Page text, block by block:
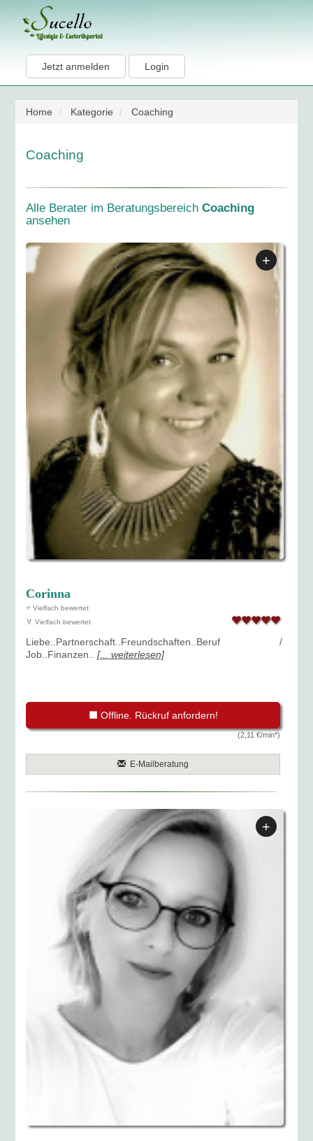
Jetzt anmelden Login
Home Kategorie Coaching
Coaching
Alle Berater im BeratungsbereichCoaching
ansehen
+
Corinna
⭐ Vielfach bewertet
🏅 Vielfach bewertet
Liebe..Partnerschaft..Freundschaften..Beruf /
Job..Finanzen..[... weiterlesen]
Offline. Rückruf anfordern!
(2,11 €/min*)
E-Mailberatung
+